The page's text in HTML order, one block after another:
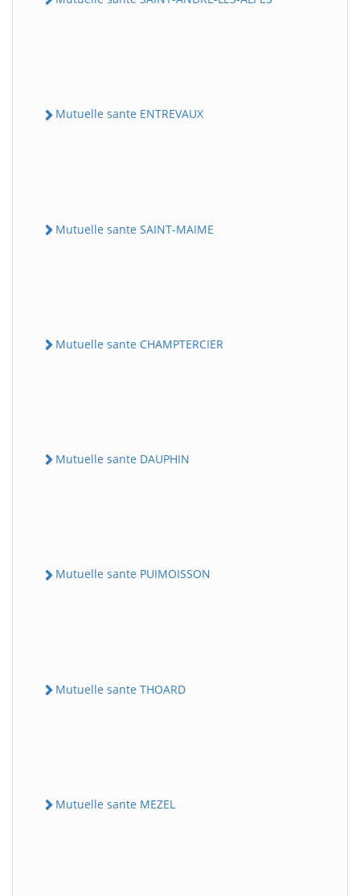
Mutuelle sante ENTREVAUX
Mutuelle sante SAINT-MAIME
Mutuelle sante CHAMPTERCIER
Mutuelle sante DAUPHIN
Mutuelle sante PUIMOISSON
Mutuelle sante THOARD
Mutuelle sante MEZEL